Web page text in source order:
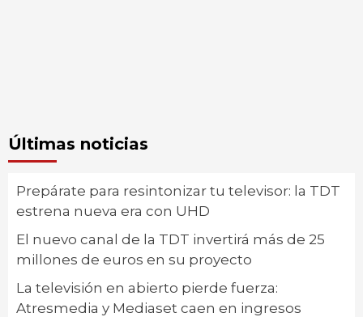
Últimas noticias
Prepárate para resintonizar tu televisor: la TDT
estrena nueva era con UHD
El nuevo canal de la TDT invertirá más de 25
millones de euros en su proyecto
La televisión en abierto pierde fuerza:
Atresmedia y Mediaset caen en ingresos